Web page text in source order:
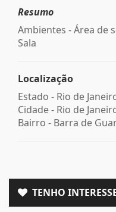
Resumo
Ambientes - Área de
Sala
Localização
Estado - Rio de
Cidade - Rio de
Bairro - Barra de
TENHO